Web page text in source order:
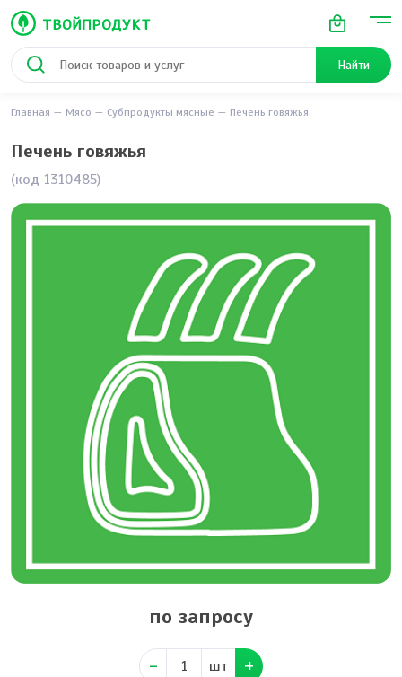
Найти
Главная Мясо Субпродукты мясные Печень говяжья
Печень говяжья
(код 1310485)
по запросу
шт